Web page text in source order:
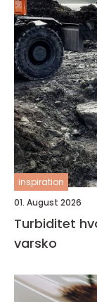
inspiration
01. August 2026
Turbiditet hvorfor grumsete vann er et
varsko